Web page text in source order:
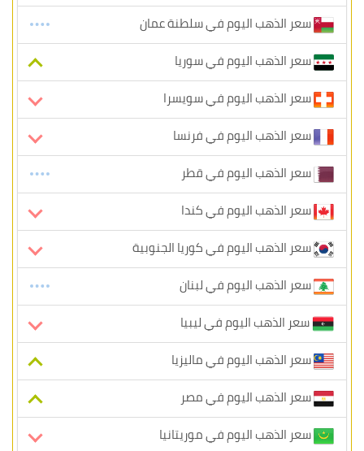
سعر الذهب اليوم في سلطنة عمان
سعر الذهب اليوم في سوريا
سعر الذهب اليوم في سويسرا
سعر الذهب اليوم في فرنسا
سعر الذهب اليوم في قطر
سعر الذهب اليوم في كندا
سعر الذهب اليوم في كوريا الجنوبية
سعر الذهب اليوم في لبنان
سعر الذهب اليوم في ليبيا
سعر الذهب اليوم في ماليزيا
سعر الذهب اليوم في مصر
سعر الذهب اليوم في موريتانيا